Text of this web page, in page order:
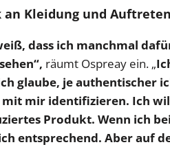
Kleidung und
dass ich manchmal
räumt Ospreay ein. „
glaube, je authentischer
mit mir identifizieren. Ich
Produkt. Wenn ich
entsprechend. Aber auf